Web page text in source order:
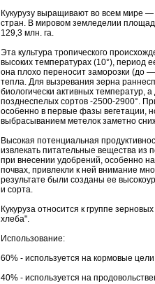
Кукурузу выращивают во всем мире
стран. В мировом земледелии
129,3 млн. га.
Эта культура тропического
высоких температурах (10°), период
она плохо переносит заморозки (до
тепла. Для вызревания зерна
биологически активных температур,
позднеспелых сортов -2500-2900°.
особенно в первые фазы вегетации,
выбрасыванием метелок заметно
Высокая потенциальная
извлекать питательные вещества из
при внесении удобрений, особенно
почвах, привлекли к ней внимание
результате были созданы ее
и сорта.
Кукуруза относится к группе
хлеба".
Использование:
60% - используется на кормовые
40% - используется на